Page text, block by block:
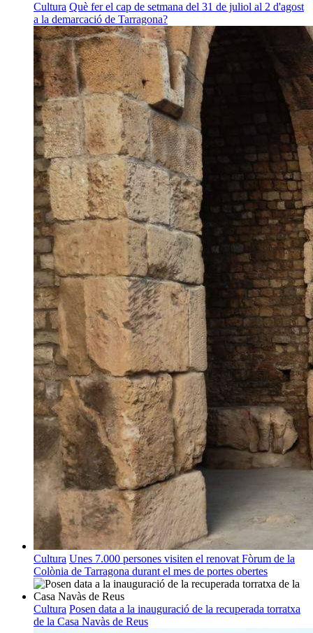
Cultura Què fer el cap de setmana del 31 de juliol al 2 d'agost
a la demarcació de Tarragona?
Cultura Unes 7.000 persones visiten el renovat Fòrum de la
Colònia de Tarragona durant el mes de portes obertes
Cultura Posen data a la inauguració de la recuperada torratxa
de la Casa Navàs de Reus